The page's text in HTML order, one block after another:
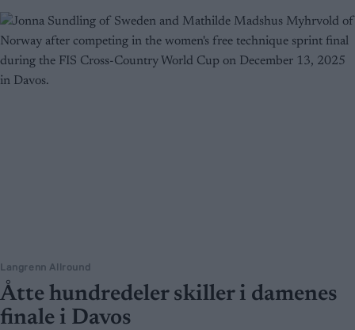
Langrenn Allround
Åtte hundredeler skiller i damenes
finale i Davos